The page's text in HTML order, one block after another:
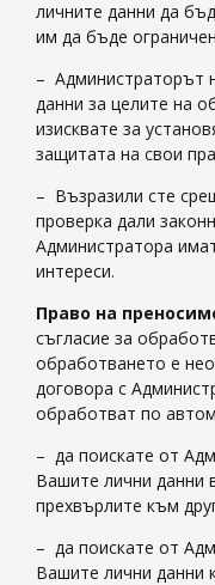
личните данни да
им да бъде
– Администраторът
данни за целите на
изисквате за
защитата на свои
– Възразили сте
проверка дали
Администратора
интереси.
Право на
съгласие за
обработването е
договора с
обработват по
– да поискате от
Вашите лични данни
прехвърлите към
– да поискате от
Вашите лични данни